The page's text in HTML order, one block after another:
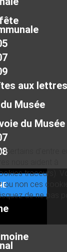
aux lettres
Musée
du Musée
Certains d’entre
nous aident à
traceurs).
ou non ces
de ne pas